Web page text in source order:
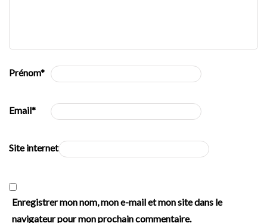
Prénom*
Email*
Site internet
Enregistrer mon nom, mon e-mail et mon site dans le
navigateur pour mon prochain commentaire.